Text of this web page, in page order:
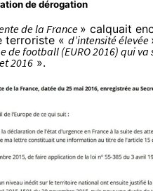
de dérogation
de la France » calquait
terroriste « d’intensité élevée
football (EURO 2016) qui va
2016 ».